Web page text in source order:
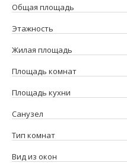
Общая площадь
Этажность
Жилая площадь
Площадь комнат
Площадь кухни
Санузел
Тип комнат
Вид из окон